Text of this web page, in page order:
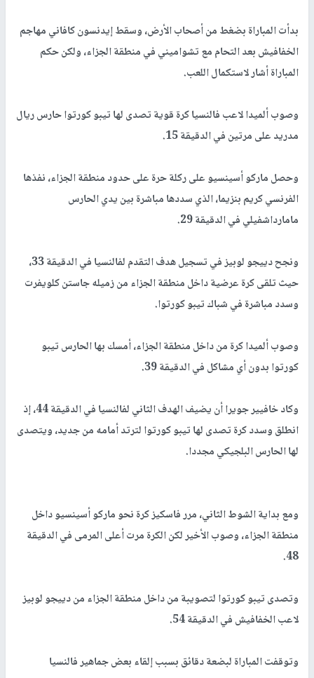
بدأت المباراة بضغط من أصحاب الأرض، وسقط إيدنسون كافاني مهاجم
الخفافيش بعد التحام مع تشواميني في منطقة الجزاء، ولكن حكم
المباراة أشار لاستكمال اللعب.
وصوب ألميدا لاعب فالنسيا كرة قوية تصدى لها تيبو كورتوا حارس ريال
مدريد على مرتين في الدقيقة 15.
وحصل ماركو أسينسيو على ركلة حرة على حدود منطقة الجزاء، نفذها
الفرنسي كريم بنزيما، الذي سددها مباشرة بين يدي الحارس
مامارداشفيلي في الدقيقة 29.
ونجح دييجو لوبيز في تسجيل هدف التقدم لفالنسيا في الدقيقة 33،
حيث تلقى كرة عرضية داخل منطقة الجزاء من زميله جاستن كلويفرت
وسدد مباشرة في شباك تيبو كورتوا.
وصوب ألميدا كرة من داخل منطقة الجزاء، أمسك بها الحارس تيبو
كورتوا بدون أي مشاكل في الدقيقة 39.
وكاد خافيير جويرا أن يضيف الهدف الثاني لفالنسيا في الدقيقة 44، إذ
انطلق وسدد كرة تصدى لها تيبو كورتوا لترتد أمامه من جديد، ويتصدى
لها الحارس البلجيكي مجددا.
ومع بداية الشوط الثاني، مرر فاسكيز كرة نحو ماركو أسينسيو داخل
منطقة الجزاء، وصوب الأخير لكن الكرة مرت أعلى المرمى في الدقيقة
48.
وتصدى تيبو كورتوا لتصويبة من داخل منطقة الجزاء من دييجو لوبيز
لاعب الخفافيش في الدقيقة 54.
وتوقفت المباراة لبضعة دقائق بسبب إلقاء بعض جماهير فالنسيا